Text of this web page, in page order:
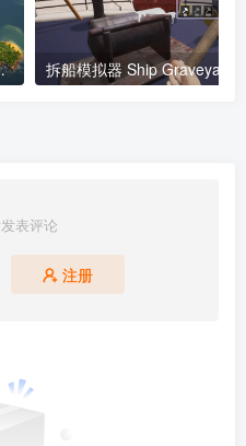
官方中文
表评论
注册